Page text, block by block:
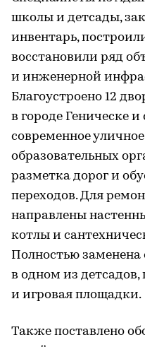
школы и детсады,
инвентарь,
восстановили ряд
и инженерной
Благоустроено 12
в городе Геническе
современное
образовательных
разметка дорог и
переходов. Для
направлены
котлы и
Полностью заменена
в одном из детсадов,
и игровая площадки.
Также поставлено